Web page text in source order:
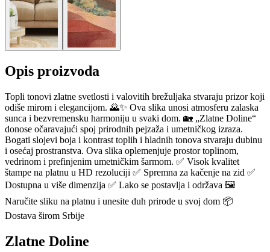
Opis proizvoda
Topli tonovi zlatne svetlosti i valovitih brežuljaka stvaraju prizor koji
odiše mirom i elegancijom. 🌄✨ Ova slika unosi atmosferu zalaska
sunca i bezvremensku harmoniju u svaki dom. 🏡 „Zlatne Doline“
donose očaravajući spoj prirodnih pejzaža i umetničkog izraza.
Bogati slojevi boja i kontrast toplih i hladnih tonova stvaraju dubinu
i osećaj prostranstva. Ova slika oplemenjuje prostor toplinom,
vedrinom i prefinjenim umetničkim šarmom. ✅ Visok kvalitet
štampe na platnu u HD rezoluciji ✅ Spremna za kačenje na zid ✅
Dostupna u više dimenzija ✅ Lako se postavlja i održava 🖼️
Naručite sliku na platnu i unesite duh prirode u svoj dom 📦
Dostava širom Srbije
Zlatne Doline